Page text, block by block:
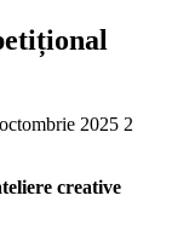
2025 2
creative